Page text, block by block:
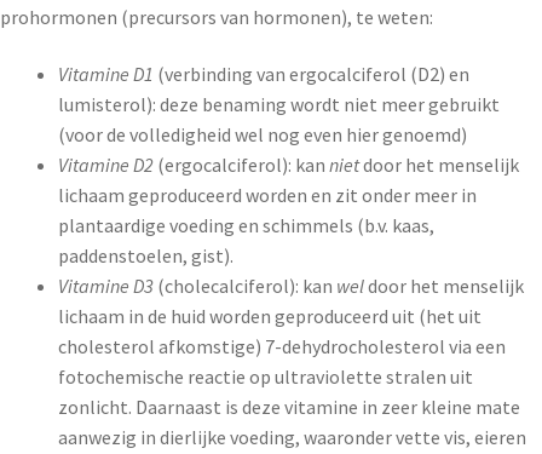
prohormonen (precursors van hormonen), te weten:
Vitamine D1 (verbinding van ergocalciferol (D2) en
lumisterol): deze benaming wordt niet meer gebruikt
(voor de volledigheid wel nog even hier genoemd)
Vitamine D2 (ergocalciferol): kan nietdoor het menselijk
lichaam geproduceerd worden en zit onder meer in
plantaardige voeding en schimmels (b.v. kaas,
paddenstoelen, gist).
Vitamine D3 (cholecalciferol): kan weldoor het menselijk
lichaam in de huid worden geproduceerd uit (het uit
cholesterol afkomstige) 7-dehydrocholesterol via een
fotochemische reactie op ultraviolette stralen uit
zonlicht. Daarnaast is deze vitamine in zeer kleine mate
aanwezig in dierlijke voeding, waaronder vette vis, eieren